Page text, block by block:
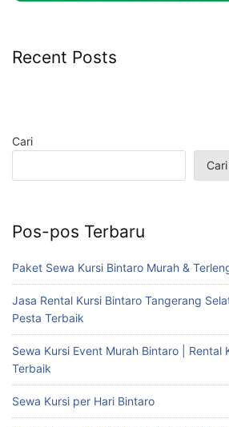
Recent Posts
Cari
Cari
Pos-pos Terbaru
Paket Sewa Kursi Bintaro Murah &
Jasa Rental Kursi Bintaro Tangerang
Pesta Terbaik
Sewa Kursi Event Murah Bintaro | Rental
Terbaik
Sewa Kursi per Hari Bintaro